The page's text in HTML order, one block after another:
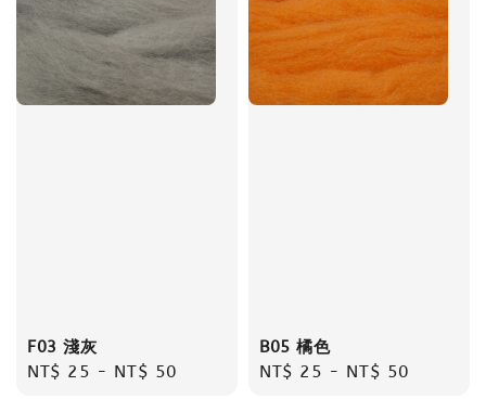
F03 淺灰
Regular
NT$ 25 - NT$ 50
B05 橘色
Regular
NT$ 25 - NT$ 50